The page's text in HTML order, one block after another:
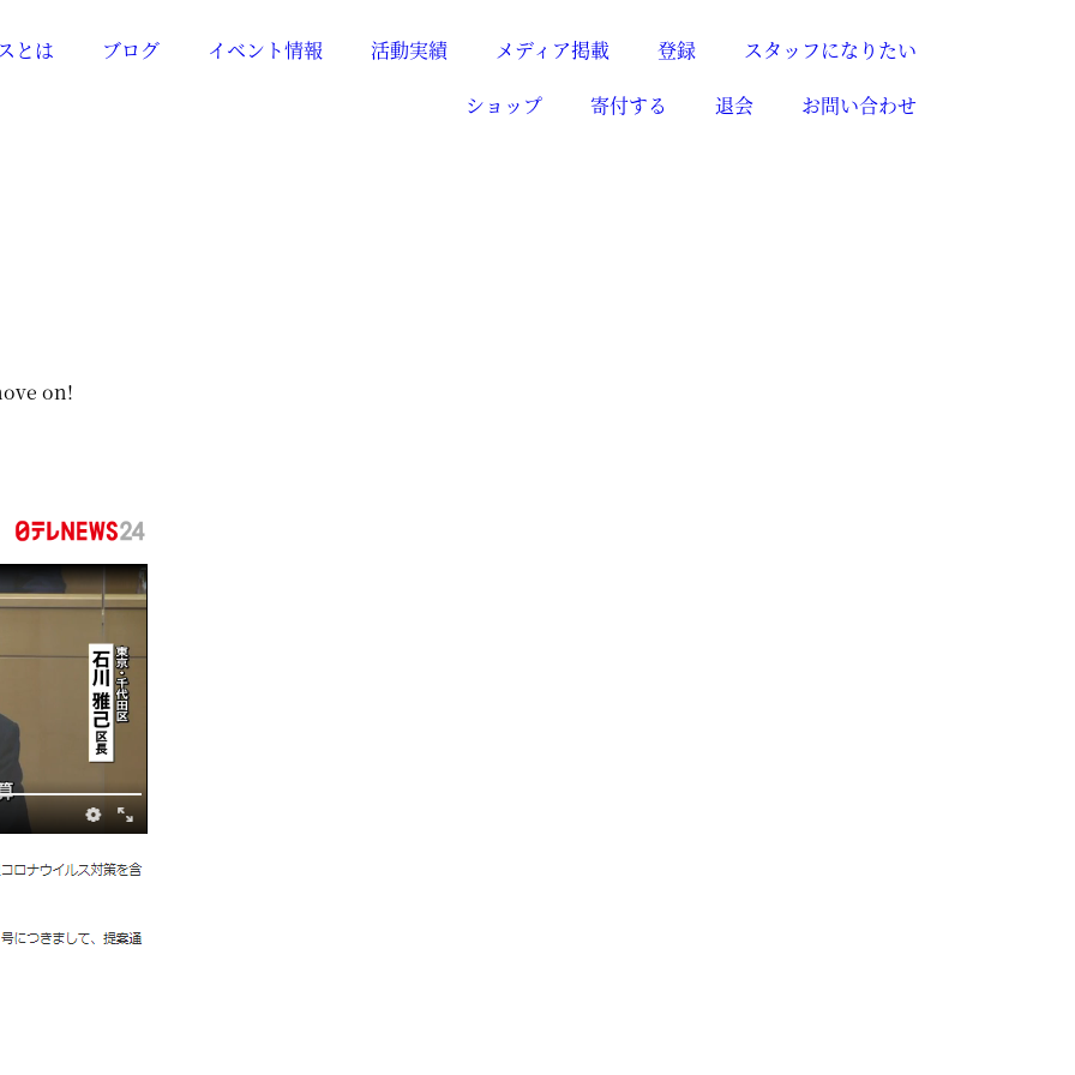
とは ブログ イベント情報 活動実績 メディア掲載 登録
スタッフになりたい
ショップ
寄付する 退会 お問い合わせ
on!